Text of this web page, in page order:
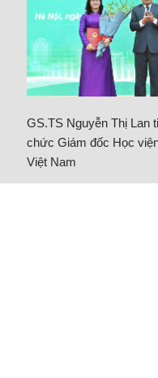
GS.TS Nguyễn Thị Lan
chức Giám đốc Học
Việt Nam